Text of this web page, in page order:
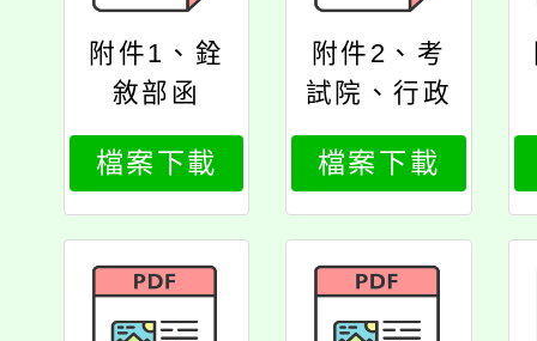
附件1、銓
敘部函
檔案下載
附件2、考
試院、行政
院令
檔案下載